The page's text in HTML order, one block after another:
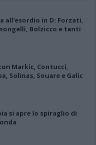
all'esordio in D: Forzati,
Bolzicco e tanti
Markic, Contucci,
Solinas, Souare e Galic
si apre lo spiraglio di